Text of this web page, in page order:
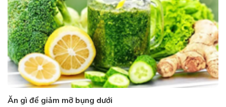
Ăn gì để giảm mỡ bụng dưới